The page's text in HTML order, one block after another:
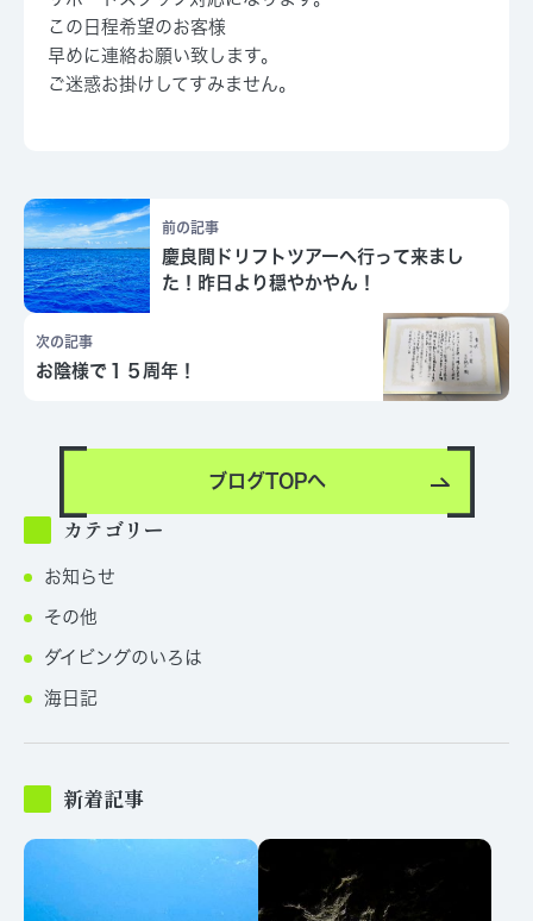
この日程希望のお客様
早めに連絡お願い致します。
ご迷惑お掛けしてすみません。
前の記事
慶良間ドリフトツアーへ行って来まし
た！昨日より穏やかやん！
次の記事
お陰様で１５周年！
ブログTOPへ
カテゴリー
お知らせ
その他
ダイビングのいろは
海日記
新着記事